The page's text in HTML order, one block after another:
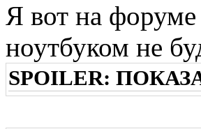
Я вот на
ноутбуком не
SPOILER: